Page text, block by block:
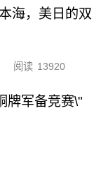
海，美日的双
阅读 13920
牌军备竞赛\"